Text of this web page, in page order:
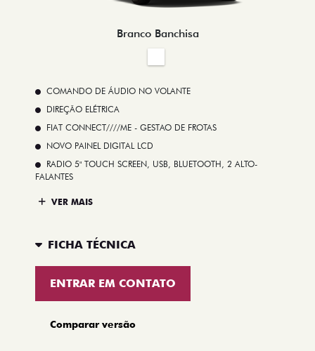
Branco Banchisa
COMANDO DE ÁUDIO NO VOLANTE
DIREÇÃO ELÉTRICA
FIAT CONNECT////ME - GESTAO DE FROTAS
NOVO PAINEL DIGITAL LCD
RADIO 5" TOUCH SCREEN, USB, BLUETOOTH, 2 ALTO-
FALANTES
VER MAIS
FICHA TÉCNICA
ENTRAR EM CONTATO
Comparar versão